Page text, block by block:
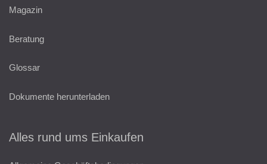
Magazin
Beratung
Glossar
Dokumente herunterladen
Alles rund ums Einkaufen